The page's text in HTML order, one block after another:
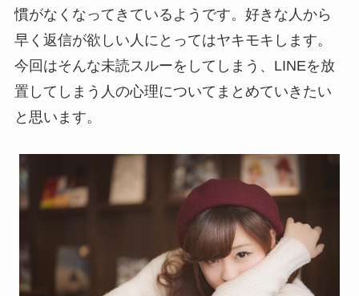
慣がなくなってきているようです。好きな人から
早く返信が欲しい人にとってはヤキモキします。
今回はそんな未読スルーをしてしまう、LINEを放
置してしまう人の心理についてまとめていきたい
と思います。